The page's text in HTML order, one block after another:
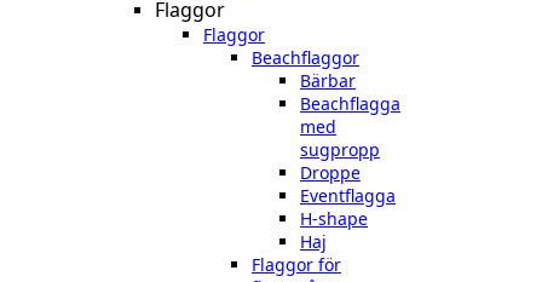
Flaggor
Flaggor
Beachflaggor
Bärbar
Beachflagga
med
sugpropp
Droppe
Eventflagga
H-shape
Haj
Flaggor för